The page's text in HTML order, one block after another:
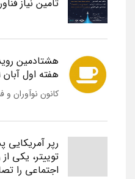
تامین نیاز
هشتادمین
هفته اول آبان 1401 برگزار می شود
کانون نوآوران و
رپر
توییتر، یکی
اجتماعی را